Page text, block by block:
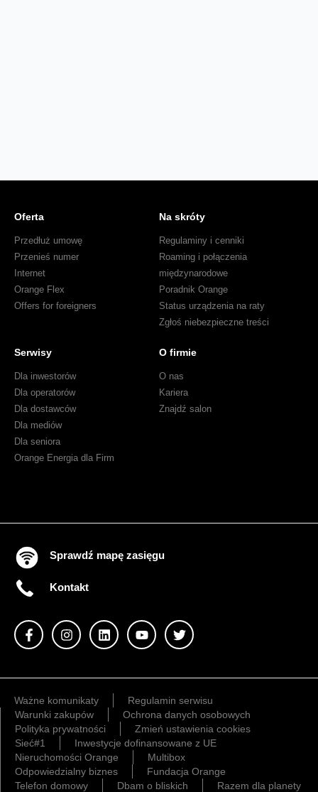
Oferta
Przedłuż umowę
Przenieś numer
Internet
Orange Flex
Offers for foreigners
Na skróty
Regulaminy i cenniki
Roaming i połączenia
międzynarodowe
Poradnik Orange
Status urządzenia na raty
Zgłoś niebezpieczne treści
Serwisy
Dla inwestorów
Dla operatorów
Dla dostawców
Dla mediów
Dla seniora
Orange Energia dla Firm
O firmie
O nas
Kariera
Znajdź salon
Sprawdź mapę zasięgu
Kontakt
Ważne komunikaty
Regulamin serwisu
Warunki zakupów
Ochrona danych osobowych
Polityka prywatności
Zmień ustawienia cookies
Sieć#1
Inwestycje dofinansowane z UE
Nieruchomości Orange
Multibox
Odpowiedzialny biznes
Fundacja Orange
Telefon domowy
Dbam o bliskich Razem dla planety